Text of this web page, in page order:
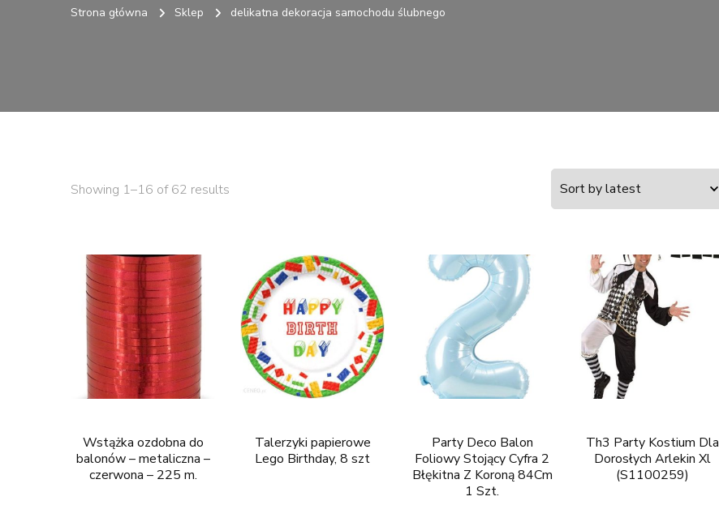
Strona główna Sklep delikatna dekoracja samochodu ślubnego
Showing 1–16 of 62 results
Wstążka ozdobna do
balonów – metaliczna –
czerwona – 225 m.
Talerzyki papierowe
Lego Birthday, 8 szt
Party Deco Balon
Foliowy Stojący Cyfra 2
Błękitna Z Koroną 84Cm
1 Szt.
Th3 Party Kostium Dla
Dorosłych Arlekin Xl
(S1100259)